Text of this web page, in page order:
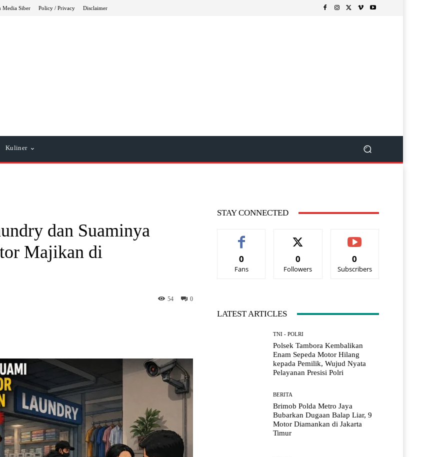
Media Siber Policy / Privacy Disclaimer
Kuliner
dan Suaminya
Majikan di
0
54
STAY CONNECTED
0
Fans
0
Followers
0
Subscribers
LATEST ARTICLES
TNI - POLRI
Polsek Tambora Kembalikan
Enam Sepeda Motor Hilang
kepada Pemilik, Wujud Nyata
Pelayanan Presisi Polri
BERITA
Brimob Polda Metro Jaya
Bubarkan Dugaan Balap Liar, 9
Motor Diamankan di Jakarta
Timur